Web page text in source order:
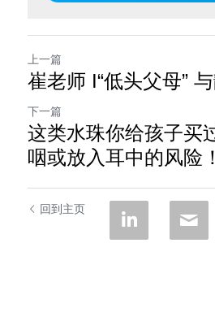
上一篇
崔老师 I“低头父母”
下一篇
这类水珠你给孩子买
咽或放入耳中的风险！
回到主页